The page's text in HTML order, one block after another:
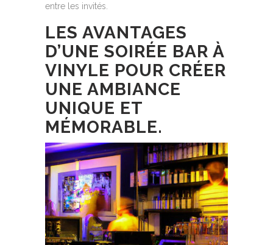
entre les invités.
LES AVANTAGES
D’UNE SOIRÉE BAR À
VINYLE POUR CRÉER
UNE AMBIANCE
UNIQUE ET
MÉMORABLE.